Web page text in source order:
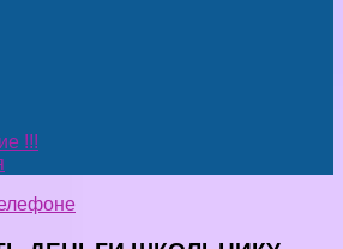
!!!